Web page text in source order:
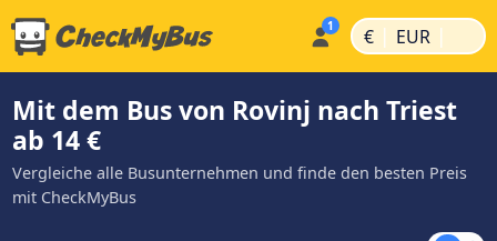
€ | EUR |
Mit dem Bus von Rovinj nach Triest
ab 14 €
Vergleiche alle Busunternehmen und finde den besten Preis
mit CheckMyBus